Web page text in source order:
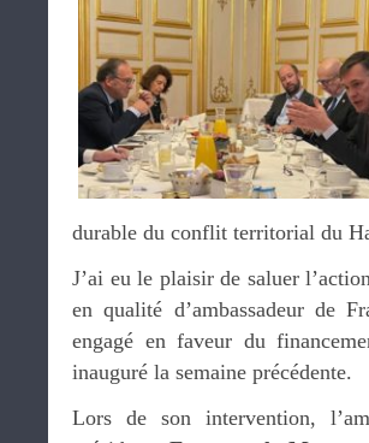
durable du conflit territorial du
J’ai eu le plaisir de saluer
en qualité d’ambassadeur de
engagé en faveur du
inauguré la semaine précédente.
Lors de son intervention,